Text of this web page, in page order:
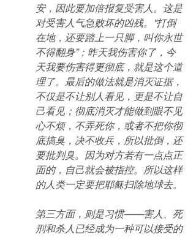
安，因此要加倍报复受害人。这是
对受害人气急败坏的凶残。“打倒
在地，还要踏上一只脚，叫你永世
不得翻身”；昨天我伤害你了，今
天我要伤害得更彻底，就是这个道
理了。最后的做法就是消灭证据，
不仅是不让别人看见，更是不让自
己看见；彻底消灭才能做到眼不见
心不烦，不弄死你，或者不把你彻
底搞臭，决不收兵，所以批倒，还
要批判臭。因为对方若有一点点正
面的，自己就会被指控。所以这样
的人类一定要把耶稣扫除地球去。
第三方面，则是习惯——害人、死
刑和杀人已经成为一种可以接受的